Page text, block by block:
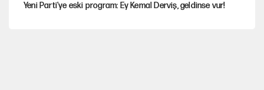
Yeni Parti'ye eski program: Ey Kemal Derviş, geldinse vur!